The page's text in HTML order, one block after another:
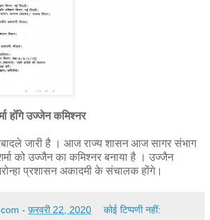
होँगे उज्जेन कमिश्नर
जारी है । आज राज्य शासन आज सागर संभाग
को उज्जैन का कमिश्नर बनाया है । उज्जैन
प्रशासन अकादमी के संचालक होंगे।
- फ़रवरी 22, 2020 कोई टिप्पणी नहीं: